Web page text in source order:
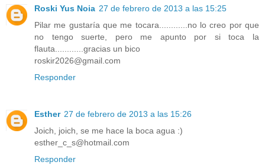
Roski Yus Noia 27 de febrero de 2013 a las 15:25
Pilar me gustaría que me tocara............no lo creo por que
no tengo suerte, pero me apunto por si toca la
flauta............gracias un bico
roskir2026@gmail.com
Responder
Esther 27 de febrero de 2013 a las 15:26
Joich, joich, se me hace la boca agua :)
esther_c_s@hotmail.com
Responder